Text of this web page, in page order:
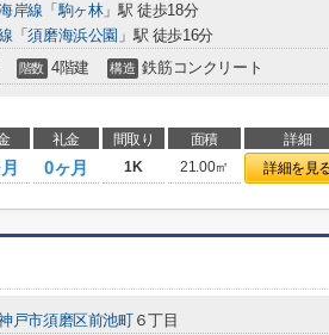
岸線 「駒ヶ林」駅 徒歩18分
「須磨海浜公園 」駅 徒歩16分
階数 4階建 構造 鉄筋コンクリート
礼金 間取り 面積 詳細
0ヶ月 1K 21.00㎡ 詳細を見
戸市須磨区前池町６丁目